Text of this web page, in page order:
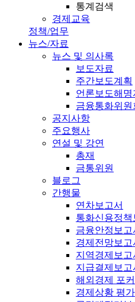
통계검색
경제교육
정책/업무
뉴스/자료
뉴스 및 의사록
보도자료
주간보도계획
언론보도해명
금융통화위
공지사항
주요행사
연설 및 강연
총재
금통위원
블로그
간행물
연차보고서
통화신용정책
금융안정보고
경제전망보고
지역경제보고
지급결제보고
해외경제 포
경제상황 평가